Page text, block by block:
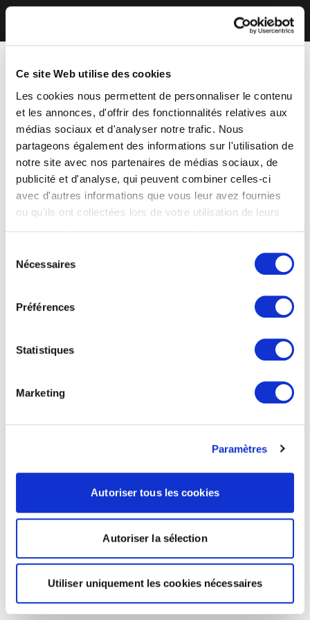
Ce site Web utilise des cookies
Les cookies nous permettent de personnaliser le contenu
et les annonces, d'offrir des fonctionnalités relatives aux
médias sociaux et d'analyser notre trafic. Nous
partageons également des informations sur l'utilisation de
notre site avec nos partenaires de médias sociaux, de
publicité et d'analyse, qui peuvent combiner celles-ci
avec d'autres informations que vous leur avez fournies
ou qu'ils ont collectées lors de votre utilisation de leurs
Nécessaires
Préférences
Statistiques
Marketing
Paramètres
Autoriser tous les cookies
Autoriser la sélection
Utiliser uniquement les cookies nécessaires